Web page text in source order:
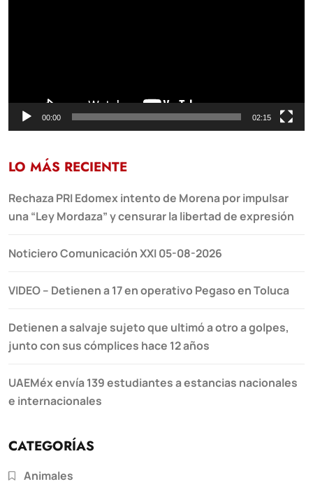
00:00 02:15
LO MÁS RECIENTE
Rechaza PRI Edomex intento de Morena por impulsar
una “Ley Mordaza” y censurar la libertad de expresión
Noticiero Comunicación XXI 05-08-2026
VIDEO – Detienen a 17 en operativo Pegaso en Toluca
Detienen a salvaje sujeto que ultimó a otro a golpes,
junto con sus cómplices hace 12 años
UAEMéx envía 139 estudiantes a estancias nacionales
e internacionales
CATEGORÍAS
Animales